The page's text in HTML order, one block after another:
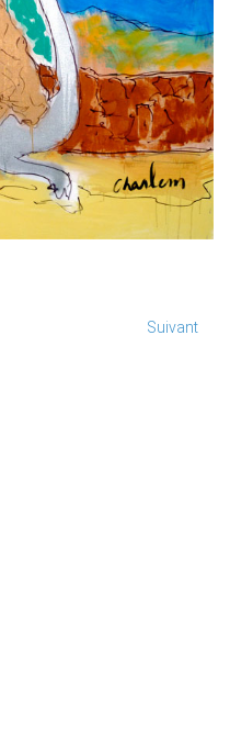
Suivant